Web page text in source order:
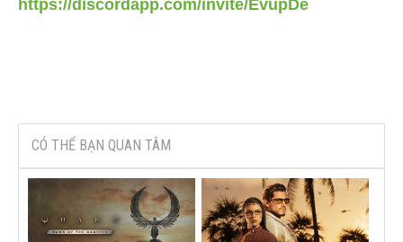
https://discordapp.com/invite/EvupDe
CÓ THỂ BẠN QUAN TÂM